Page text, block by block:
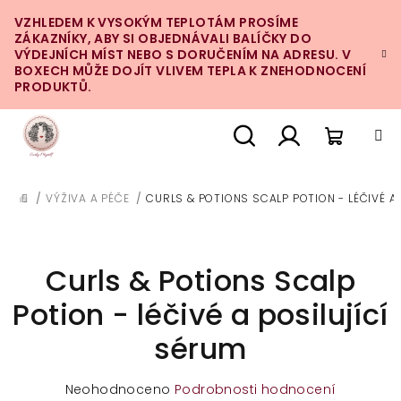
na
obsah
VZHLEDEM K VYSOKÝM TEPLOTÁM PROSÍME
ZÁKAZNÍKY, ABY SI OBJEDNÁVALI BALÍČKY DO
VÝDEJNÍCH MÍST NEBO S DORUČENÍM NA ADRESU. V
BOXECH MŮŽE DOJÍT VLIVEM TEPLA K ZNEHODNOCENÍ
PRODUKTŮ.
DOMŮ
/ VÝŽIVA A PÉČE / CURLS & POTIONS SCALP POTION - LÉČIVÉ
Curls & Potions Scalp
Potion - léčivé a posilující
sérum
Průměrné
Neohodnoceno Podrobnosti hodnocení